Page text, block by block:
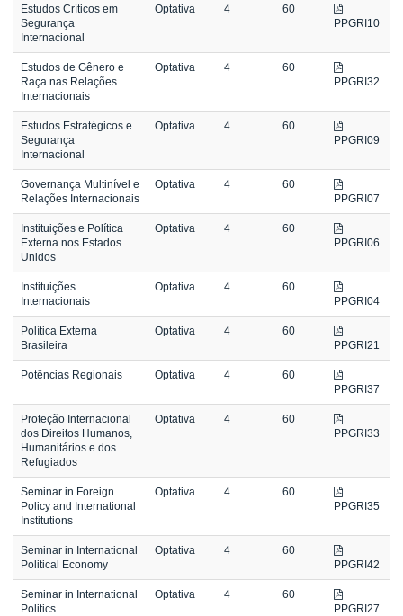
Estudos Críticos em
Segurança
Internacional
Optativa 4
60
PPGRI10
Estudos de Gênero e
Raça nas Relações
Internacionais
Optativa 4
60
PPGRI32
Estudos Estratégicos e
Segurança
Internacional
Optativa 4
60
PPGRI09
Governança Multinível e
Relações Internacionais
Optativa 4
60
PPGRI07
Instituições e Política
Externa nos Estados
Unidos
Optativa 4
60
PPGRI06
Instituições
Internacionais
Optativa 4
60
PPGRI04
Política Externa
Brasileira
Optativa 4
60
PPGRI21
Potências Regionais Optativa 4
60
PPGRI37
Proteção Internacional
dos Direitos Humanos,
Humanitários e dos
Refugiados
Optativa 4
60
PPGRI33
Seminar in Foreign
Policy and International
Institutions
Optativa 4
60
PPGRI35
Seminar in International
Political Economy
Optativa 4
60
PPGRI42
Seminar in International
Politics
Optativa 4
60
PPGRI27